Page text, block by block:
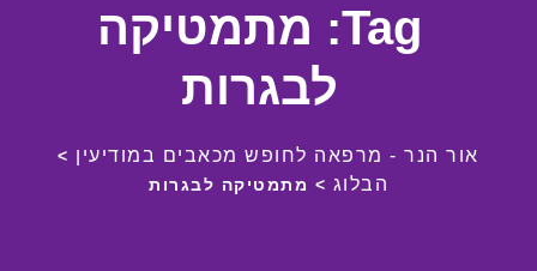
Tag: מתמטיקה
לבגרות
אור הנר - מרפאה לחופש מכאבים במודיעין >
הבלוג > מתמטיקה לבגרות